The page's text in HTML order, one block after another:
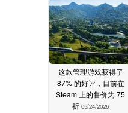
这款管理游戏获得了
87% 的好评，目前在
Steam 上的售价为 75
折 05/24/2026